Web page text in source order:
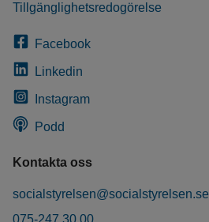
Tillgänglighetsredogörelse
Facebook
Linkedin
Instagram
Podd
Kontakta oss
socialstyrelsen@socialstyrelsen.se
075-247 30 00